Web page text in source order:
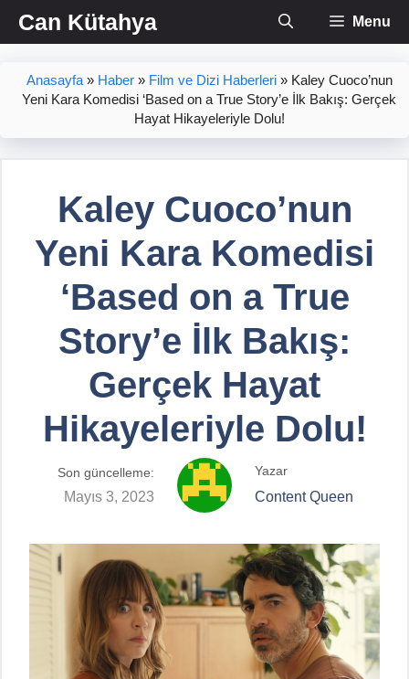
İçeriğe
atlaCan Kütahya Menu
Anasayfa» Haber» Film ve Dizi Haberleri» Kaley Cuoco’nun
Yeni Kara Komedisi ‘Based on a True Story’e İlk Bakış: Gerçek
Hayat Hikayeleriyle Dolu!
Kaley Cuoco’nun
Yeni Kara Komedisi
‘Based on a True
Story’e İlk Bakış:
Gerçek Hayat
Hikayeleriyle Dolu!
Son güncelleme:
Mayıs 3, 2023
Yazar
Content Queen